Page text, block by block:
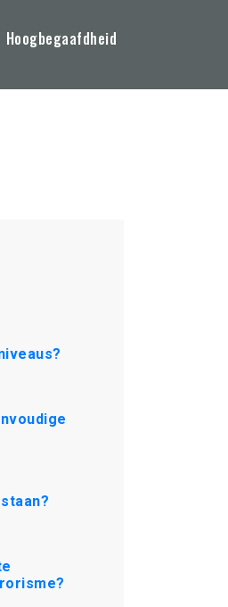
Hoogbegaafdheid